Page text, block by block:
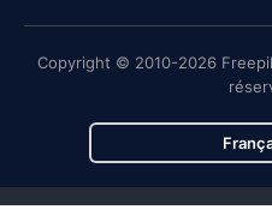
Copyright © 2010-2026